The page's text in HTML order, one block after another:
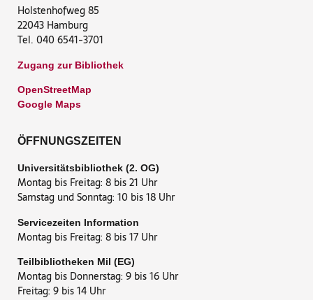
Holstenhofweg 85
22043 Hamburg
Tel. 040 6541-3701
Zugang zur Bibliothek
OpenStreetMap
Google Maps
ÖFFNUNGSZEITEN
Universitätsbibliothek (2. OG)
Montag bis Freitag: 8 bis 21 Uhr
Samstag und Sonntag: 10 bis 18 Uhr
Servicezeiten Information
Montag bis Freitag: 8 bis 17 Uhr
Teilbibliotheken Mil (EG)
Montag bis Donnerstag: 9 bis 16 Uhr
Freitag: 9 bis 14 Uhr